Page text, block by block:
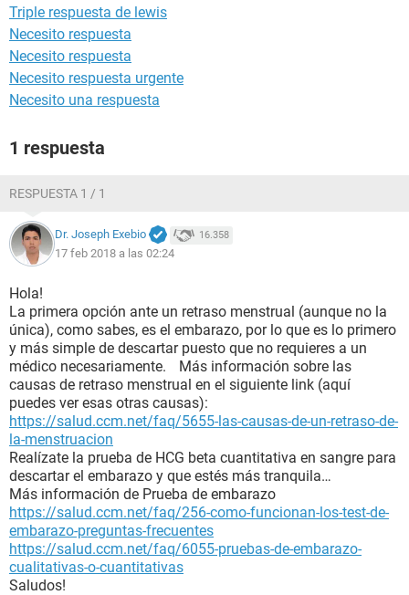
Triple respuesta de lewis
Necesito respuesta
Necesito respuesta
Necesito respuesta urgente
Necesito una respuesta
1 respuesta
RESPUESTA 1 / 1
Dr. Joseph Exebio 16.358
17 feb 2018 a las 02:24
Hola!
La primera opción ante un retraso menstrual (aunque no la
única), como sabes, es el embarazo, por lo que es lo primero
y más simple de descartar puesto que no requieres a un
médico necesariamente. Más información sobre las
causas de retraso menstrual en el siguiente link (aquí
puedes ver esas otras causas):
https://salud.ccm.net/faq/5655-las-causas-de-un-retraso-de-
la-menstruacion
Realízate la prueba de HCG beta cuantitativa en sangre para
descartar el embarazo y que estés más tranquila…
Más información de Prueba de embarazo
https://salud.ccm.net/faq/256-como-funcionan-los-test-de-
embarazo-preguntas-frecuentes
https://salud.ccm.net/faq/6055-pruebas-de-embarazo-
cualitativas-o-cuantitativas
Saludos!